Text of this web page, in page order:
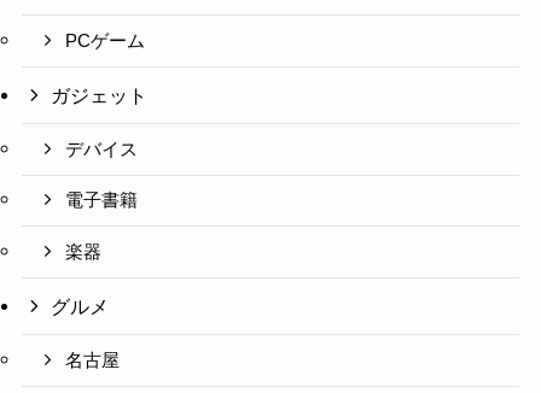
PCゲーム
ガジェット
デバイス
電子書籍
楽器
グルメ
名古屋